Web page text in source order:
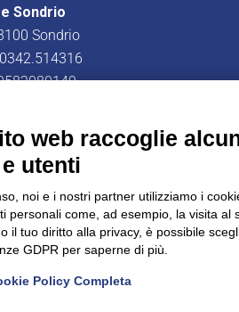
Sondrio
Sondrio
Cookie Policy
web raccoglie
utenti
noi e i nostri partner utilizziamo i
personali come, ad esempio, la visita al
il tuo diritto alla privacy, è possibile
GDPR per saperne di più.
Policy Completa